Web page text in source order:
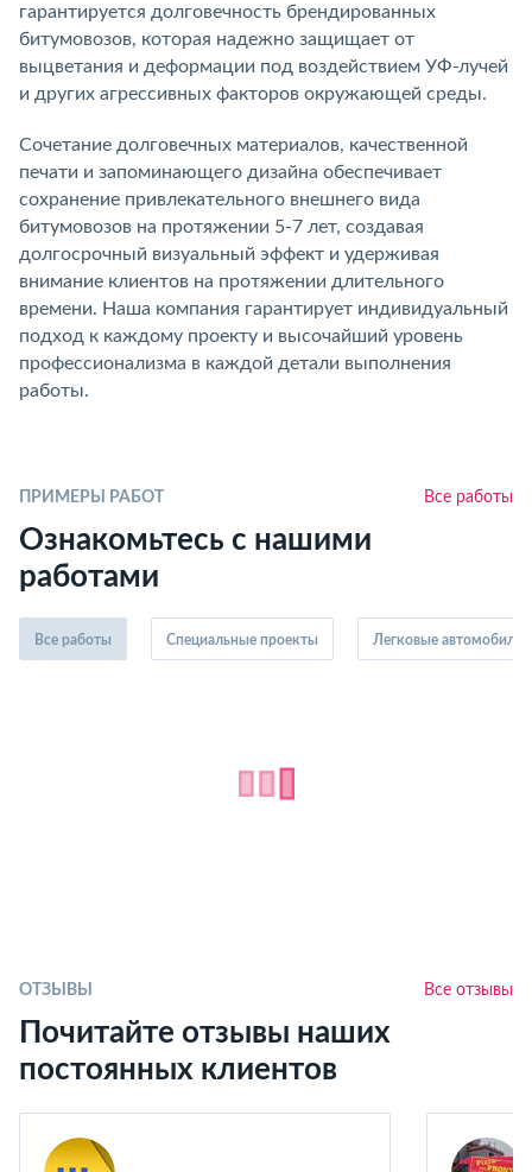
гарантируется долговечность брендированных
битумовозов, которая надежно защищает от
выцветания и деформации под воздействием УФ-лучей
и других агрессивных факторов окружающей среды.
Сочетание долговечных материалов, качественной
печати и запоминающего дизайна обеспечивает
сохранение привлекательного внешнего вида
битумовозов на протяжении 5-7 лет, создавая
долгосрочный визуальный эффект и удерживая
внимание клиентов на протяжении длительного
времени. Наша компания гарантирует индивидуальный
подход к каждому проекту и высочайший уровень
профессионализма в каждой детали выполнения
работы.
ПРИМЕРЫ РАБОТ Все работы
Ознакомьтесь с нашими
работами
Все работы Специальные проекты Легковые автомобили
ОТЗЫВЫ Все отзывы
Почитайте отзывы наших
постоянных клиентов